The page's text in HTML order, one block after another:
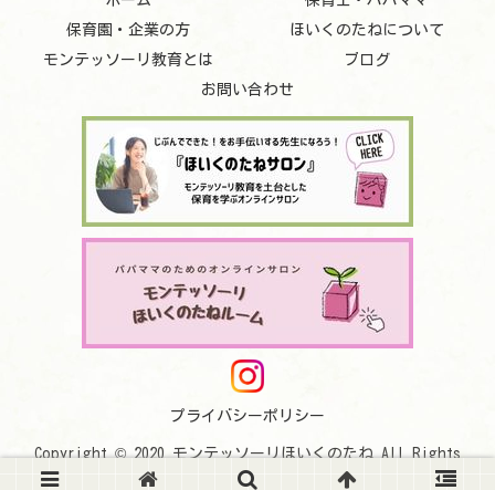
保育園・企業の方
ほいくのたねについて
モンテッソーリ教育とは
ブログ
お問い合わせ
プライバシーポリシー
Copyright © 2020 モンテッソーリほいくのたね All Rights
Reserved.